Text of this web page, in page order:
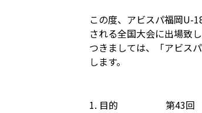
この度、アビスパ福岡U-
される全国大会に出場致し
つきましては、「アビス
します。
1. 目的
第43回